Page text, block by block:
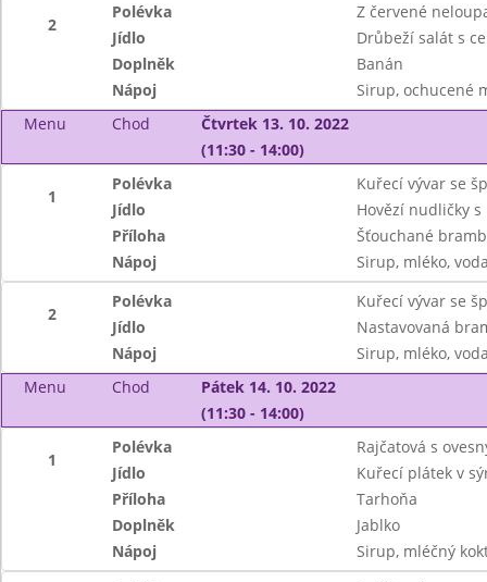
2
Polévka
Z červené
Jídlo
Drůbeží salát s
Doplněk
Banán
Nápoj
Sirup, ochucené
Menu
Chod
Čtvrtek 13. 10. 2022
(11:30 - 14:00)
1
Polévka
Kuřecí vývar se
Jídlo
Hovězí nudličky
Příloha
Šťouchané
Nápoj
Sirup, mléko,
2
Polévka
Kuřecí vývar se
Jídlo
Nastavovaná
Nápoj
Sirup, mléko,
Menu
Chod
Pátek 14. 10. 2022
(11:30 - 14:00)
1
Polévka
Rajčatová s
Jídlo
Kuřecí plátek v
Příloha
Tarhoňa
Doplněk
Jablko
Nápoj
Sirup, mléčný